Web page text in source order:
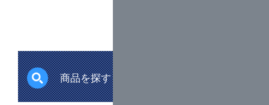
2026年3月25日
決算公告を更新いたしました。
商品を探す